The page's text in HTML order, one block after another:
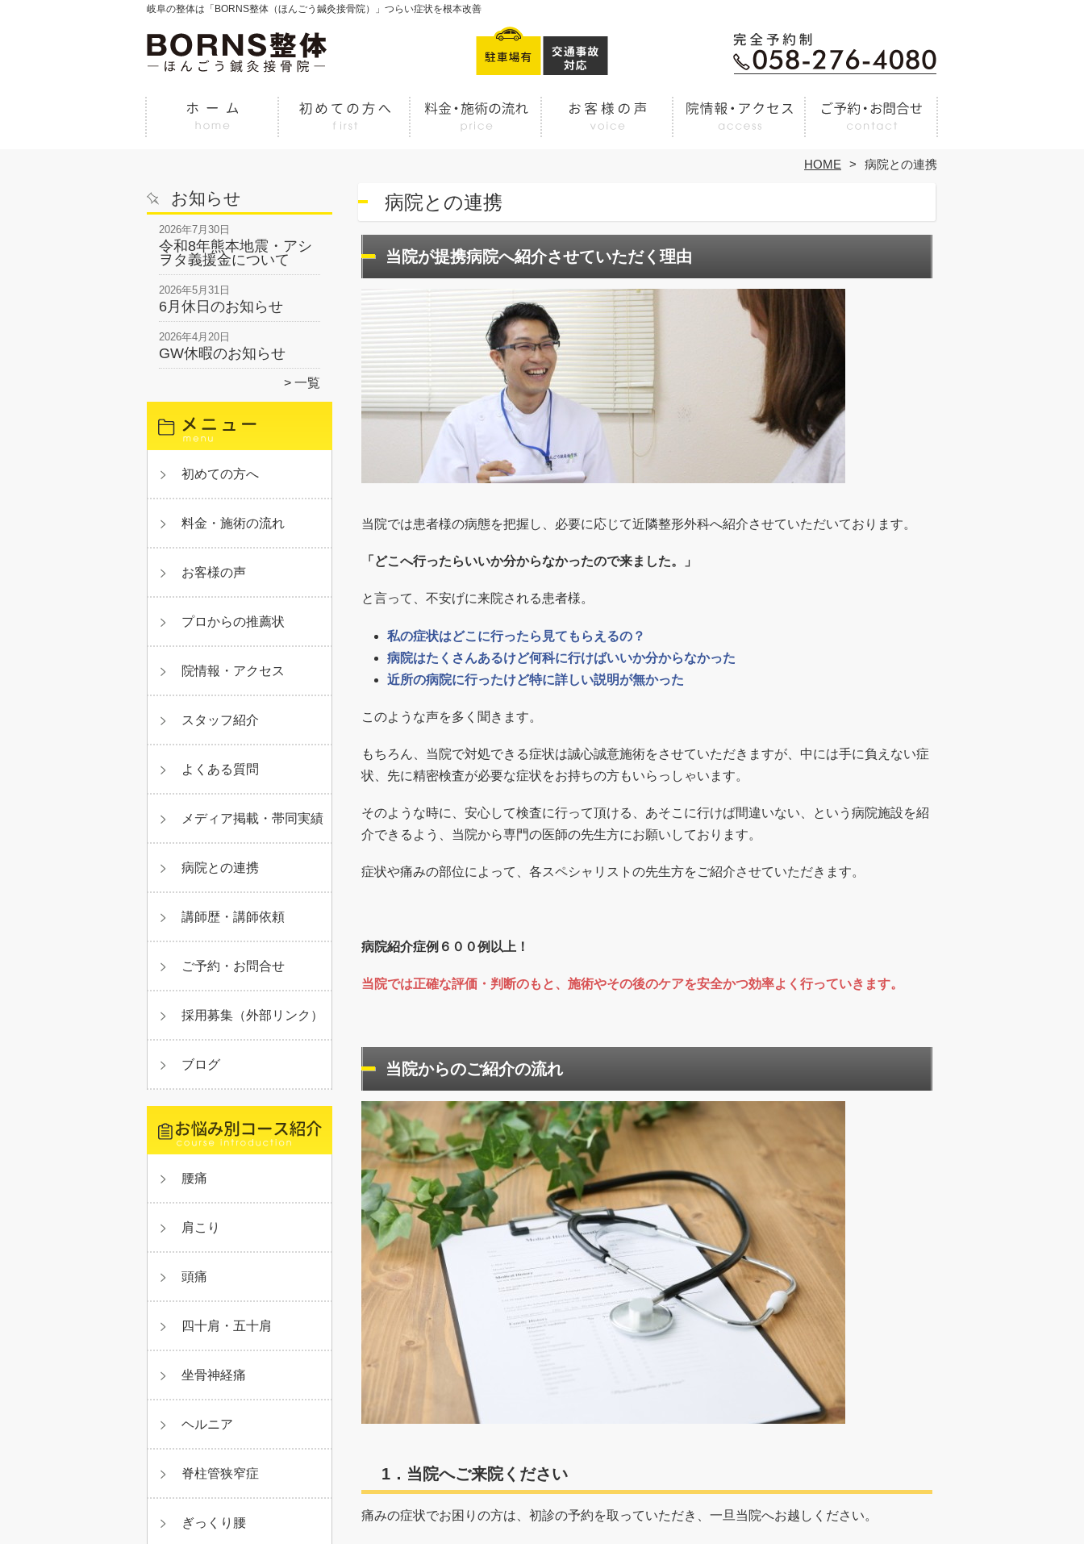
岐阜の整体は「BORNS整体（ほんごう鍼灸接骨院）」つらい症状を根本改善
HOME 病院との連携
お知らせ
2026年7月30日
令和8年熊本地震・アシ
ヲタ義援金について
2026年5月31日
6月休日のお知らせ
2026年4月20日
GW休暇のお知らせ
一覧
初めての方へ
料金・施術の流れ
お客様の声
プロからの推薦状
院情報・アクセス
スタッフ紹介
よくある質問
メディア掲載・帯同実績
病院との連携
講師歴・講師依頼
ご予約・お問合せ
採用募集（外部リンク）
ブログ
腰痛
肩こり
頭痛
四十肩・五十肩
坐骨神経痛
ヘルニア
脊柱管狭窄症
ぎっくり腰
病院との連携
当院が提携病院へ紹介させていただく理由
当院では患者様の病態を把握し、必要に応じて近隣整形外科へ紹介させていただいております。
「どこへ行ったらいいか分からなかったので来ました。」
と言って、不安げに来院される患者様。
私の症状はどこに行ったら見てもらえるの？
病院はたくさんあるけど何科に行けばいいか分からなかった
近所の病院に行ったけど特に詳しい説明が無かった
このような声を多く聞きます。
もちろん、当院で対処できる症状は誠心誠意施術をさせていただきますが、中には手に負えない症
状、先に精密検査が必要な症状をお持ちの方もいらっしゃいます。
そのような時に、安心して検査に行って頂ける、あそこに行けば間違いない、という病院施設を紹
介できるよう、当院から専門の医師の先生方にお願いしております。
症状や痛みの部位によって、各スペシャリストの先生方をご紹介させていただきます。
病院紹介症例６００例以上！
当院では正確な評価・判断のもと、施術やその後のケアを安全かつ効率よく行っていきます。
当院からのご紹介の流れ
1．当院へご来院ください
痛みの症状でお困りの方は、初診の予約を取っていただき、一旦当院へお越しください。